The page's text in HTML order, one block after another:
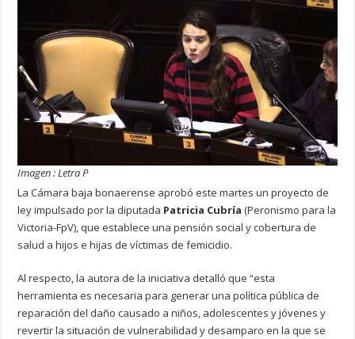
Imagen : Letra P
La Cámara baja bonaerense aprobó este martes un proyecto de
ley impulsado por la diputada Patricia Cubría (Peronismo para la
Victoria-FpV), que establece una pensión social y cobertura de
salud a hijos e hijas de víctimas de femicidio.
Al respecto, la autora de la iniciativa detalló que “esta
herramienta es necesaria para generar una política pública de
reparación del daño causado a niños, adolescentes y jóvenes y
revertir la situación de vulnerabilidad y desamparo en la que se